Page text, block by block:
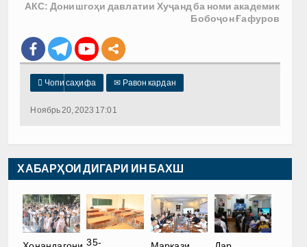
АКС: Донишгоҳи давлатии Хуҷанд ба номи академик
Бобоҷон Ғафуров
 Чопи саҳифа ✉ Равон кардан
Ноябрь 20, 2023 17:01
ХАБАРҲОИ ДИГАРИ ИН БАХШ
35-